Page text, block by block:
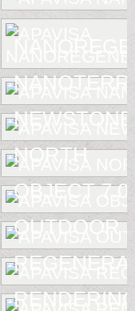
NEWSTONE
NORTH
OBJECT 7.0
OUTDOOR